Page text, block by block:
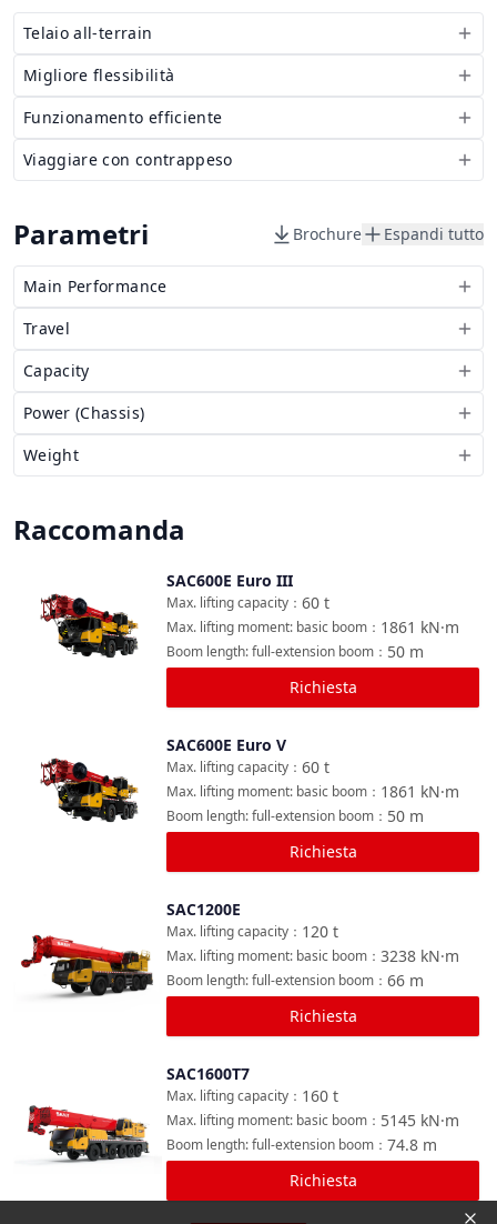
Telaio all-terrain
Migliore flessibilità
Funzionamento efficiente
Viaggiare con contrappeso
Parametri Brochure Espandi tutto
Main Performance
Travel
Capacity
Power (Chassis)
Weight
Raccomanda
SAC600E Euro III
60 t
Max. lifting capacity ：
1861 kN·m
Max. lifting moment: basic boom ：
50 m
Boom length: full-extension boom ：
Richiesta
SAC600E Euro V
60 t
Max. lifting capacity ：
1861 kN·m
Max. lifting moment: basic boom ：
50 m
Boom length: full-extension boom ：
Richiesta
SAC1200E
120 t
Max. lifting capacity ：
3238 kN·m
Max. lifting moment: basic boom ：
66 m
Boom length: full-extension boom ：
Richiesta
SAC1600T7
160 t
Max. lifting capacity ：
5145 kN·m
Max. lifting moment: basic boom ：
74.8 m
Boom length: full-extension boom ：
Richiesta